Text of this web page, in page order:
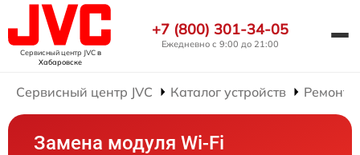
Сервисный центр JVCв
Хабаровске
+7 (800) 301-34-05
Ежедневно с 9:00 до 21:00
Сервисный центр JVC Каталог устройств Ремонт
Замена модуля Wi-Fi